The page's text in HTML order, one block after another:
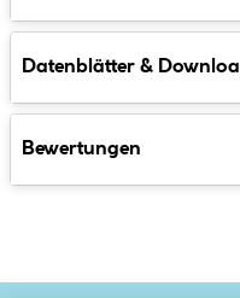
Datenblätter &
Bewertungen